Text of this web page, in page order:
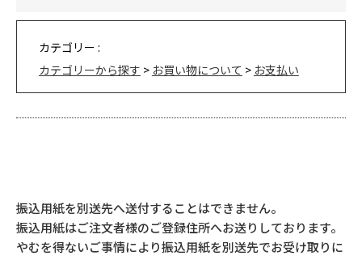
カテゴリー :
カテゴリーから探す > お買い物について > お支払い
振込用紙を別送先へ送付することはできません。
振込用紙はご注文者様のご登録住所へお送りしております。
やむを得ないご事情により振込用紙を別送先でお受け取りに